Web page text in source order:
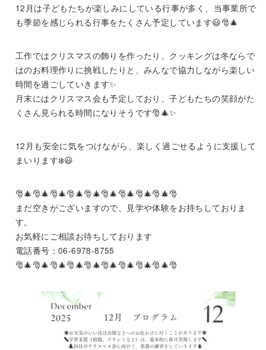
12月は子どもたちが楽しみにしている行事が多く、当事業所で
も季節を感じられる行事をたくさん予定しています😃🎅🎄
工作ではクリスマスの飾りを作ったり、クッキングは冬ならで
はのお料理作りに挑戦したりと、みんなで協力しながら楽しい
時間を過ごしていきます✨
月末にはクリスマス会も予定しており、子どもたちの笑顔がた
くさん見られる時間になりそうです🎅🎄✨
12月も安全に気をつけながら、楽しく過ごせるように支援して
まいります❄️😃
🎅🎄🎅🎄🎅🎄🎅🎄🎅🎄🎅🎄🎅🎄🎅🎄🎅🎄🎅
まだ空きがございますので、見学や体験をお持ちしておりま
す。
お気軽にご相談お待ちしております
電話番号：06‐6978‐8755
🎅🎄🎅🎄🎅🎄🎅🎄🎅🎄🎅🎄🎅🎄🎅🎄🎅🎄🎅